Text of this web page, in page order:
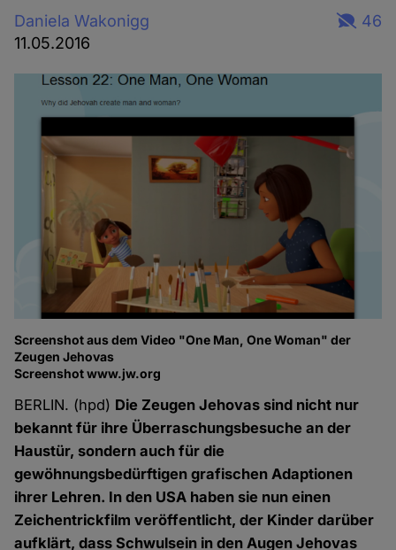
Daniela Wakonigg
11.05.2016
46
Screenshot aus dem Video "One Man, One Woman" der
Zeugen Jehovas
Screenshot www.jw.org
BERLIN. (hpd) Die Zeugen Jehovas sind nicht nur
bekannt für ihre Überraschungsbesuche an der
Haustür, sondern auch für die
gewöhnungsbedürftigen grafischen Adaptionen
ihrer Lehren. In den USA haben sie nun einen
Zeichentrickfilm veröffentlicht, der Kinder darüber
aufklärt, dass Schwulsein in den Augen Jehovas